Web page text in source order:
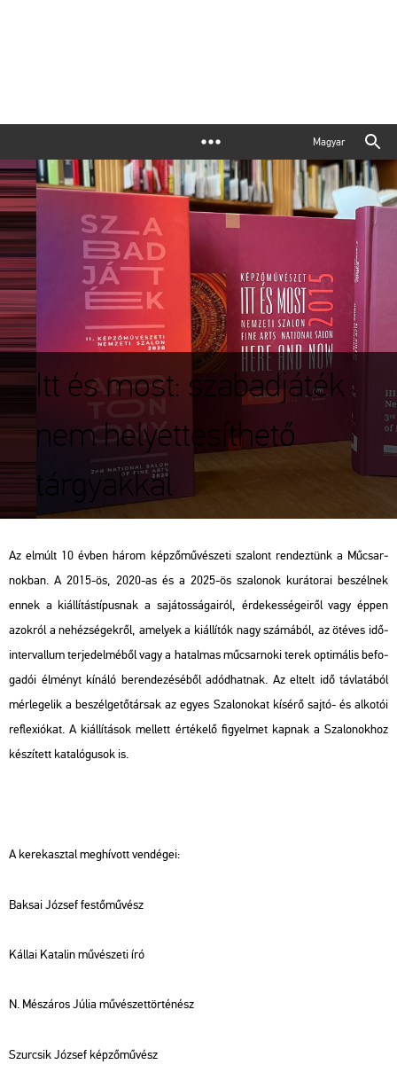
Magyar
Itt és most: szabadjáték
nem helyettesíthető
tárgyakkal
Az el­múlt 10 évben három kép­ző­mű­vé­sze­ti sza­lont ren­dez­tünk a Mű­csar­
nok­ban. A 2015-ös, 2020-as és a 2025-ös sza­lo­nok ku­rá­to­rai be­szél­nek
ennek a ki­ál­lí­tás­tí­pus­nak a sa­já­tos­sá­ga­i­ról, ér­de­kes­sé­ge­i­ről vagy éppen
azok­ról a ne­héz­sé­gek­ről, ame­lyek a ki­ál­lí­tók nagy szá­má­ból, az öt­éves idő­
in­ter­val­lum ter­je­del­mé­ből vagy a ha­tal­mas mű­csar­no­ki terek op­ti­má­lis be­fo­
ga­dói él­ményt kí­ná­ló be­ren­de­zé­sé­ből adód­hat­nak. Az el­telt idő táv­la­tá­ból
mér­le­ge­lik a be­szél­ge­tő­tár­sak az egyes Sza­lo­no­kat kí­sé­rő sajtó- és al­ko­tói
ref­le­xi­ó­kat. A ki­ál­lí­tá­sok mel­lett ér­té­ke­lő fi­gyel­met kap­nak a Sza­lo­nok­hoz
ké­szí­tett ka­ta­ló­gu­sok is.
A ke­rek­asz­tal meg­hí­vott ven­dé­gei:
Bak­sai Jó­zsef fes­tő­mű­vész
Kál­lai Ka­ta­lin mű­vé­sze­ti író
N. Mé­szá­ros Júlia mű­vé­szet­tör­té­nész
Szur­csik Jó­zsef kép­ző­mű­vész